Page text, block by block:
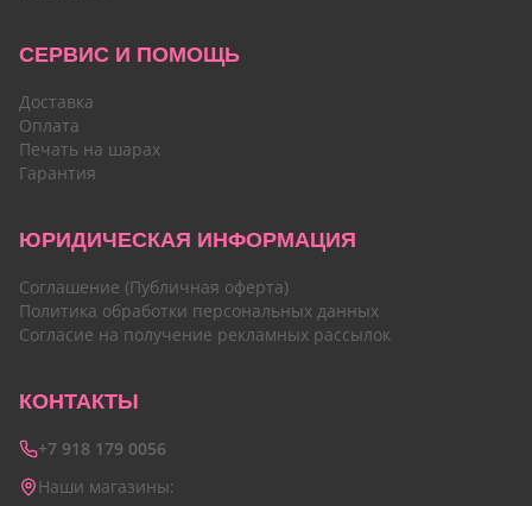
СЕРВИС И ПОМОЩЬ
Доставка
Оплата
Печать на шарах
Гарантия
ЮРИДИЧЕСКАЯ ИНФОРМАЦИЯ
Соглашение (Публичная оферта)
Политика обработки персональных данных
Согласие на получение рекламных рассылок
КОНТАКТЫ
+7 918 179 0056
Наши магазины: